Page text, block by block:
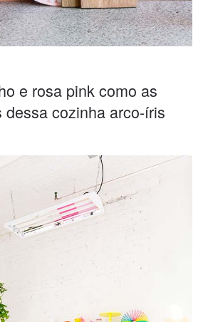
e rosa pink como as
cozinha arco-íris